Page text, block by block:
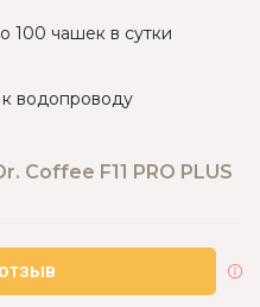
100 чашек в сутки
водопроводу
F11 PRO PLUS